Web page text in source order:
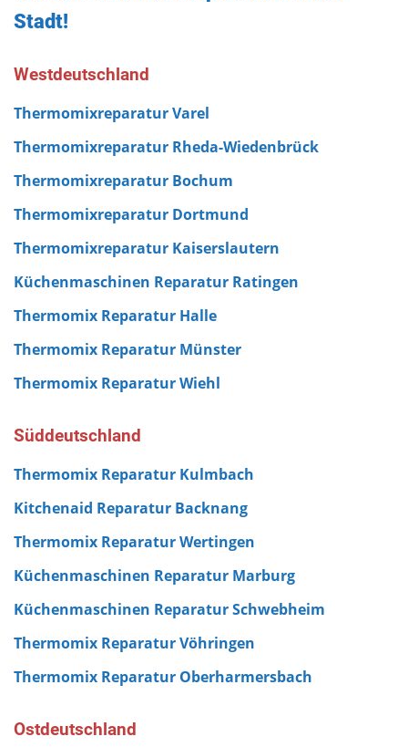
Stadt!
Westdeutschland
Thermomixreparatur Varel
Thermomixreparatur Rheda-Wiedenbrück
Thermomixreparatur Bochum
Thermomixreparatur Dortmund
Thermomixreparatur Kaiserslautern
Küchenmaschinen Reparatur Ratingen
Thermomix Reparatur Halle
Thermomix Reparatur Münster
Thermomix Reparatur Wiehl
Süddeutschland
Thermomix Reparatur Kulmbach
Kitchenaid Reparatur Backnang
Thermomix Reparatur Wertingen
Küchenmaschinen Reparatur Marburg
Küchenmaschinen Reparatur Schwebheim
Thermomix Reparatur Vöhringen
Thermomix Reparatur Oberharmersbach
Ostdeutschland